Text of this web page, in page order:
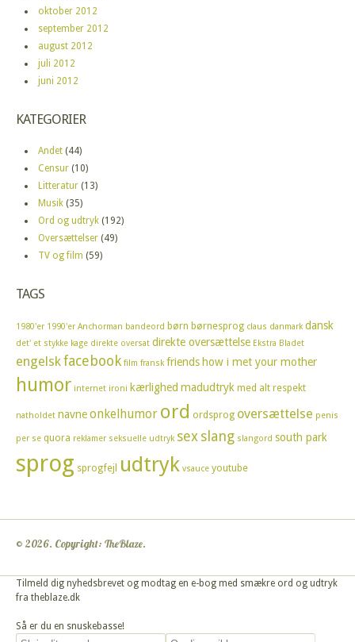
oktober 2012
september 2012
august 2012
juli 2012
juni 2012
KATEGORIER
Andet (44)
Censur (10)
Litteratur (13)
Musik (35)
Ord og udtryk (192)
Oversættelser (49)
TV og film (59)
TAGS
1980'er 1990'er Anchorman bandeord børn børnesprog claus danmark dansk
det' et stykke kage direkte oversat direkte oversættelse Ekstra Bladet
engelskfacebook film fransk friends how i met your mother
humor internet ironi kærlighed madudtryk med alt respekt
natholdet navneonkelhumor ord ordsprog oversættelse penis
per se quora reklamer seksuelle udtryk sexslang slangord south park
sprog sprogfejl udtryk vsauce youtube
© 2026. Copyright: TheBlaze.
Tilmeld dig nyhedsbrevet og modtag en e-bog med smækre ord og udtryk
fra theblaze.dk
Så er du en snuskebasse!